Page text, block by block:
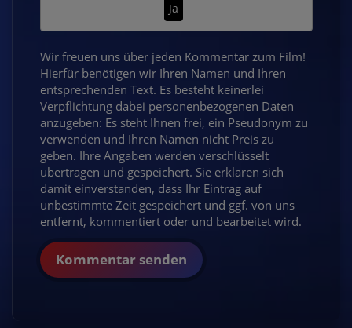
Ja
Wir freuen uns über jeden Kommentar zum Film!
Hierfür benötigen wir Ihren Namen und Ihren
entsprechenden Text. Es besteht keinerlei
Verpflichtung dabei personenbezogenen Daten
anzugeben: Es steht Ihnen frei, ein Pseudonym zu
verwenden und Ihren Namen nicht Preis zu
geben. Ihre Angaben werden verschlüsselt
übertragen und gespeichert. Sie erklären sich
damit einverstanden, dass Ihr Eintrag auf
unbestimmte Zeit gespeichert und ggf. von uns
entfernt, kommentiert oder und bearbeitet wird.
Kommentar senden